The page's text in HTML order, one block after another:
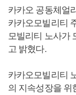
카카오 공동체얼
카카오모빌리티
모빌리티 노사가
고 밝혔다.
카카오모빌리티
의 지속성장을 위